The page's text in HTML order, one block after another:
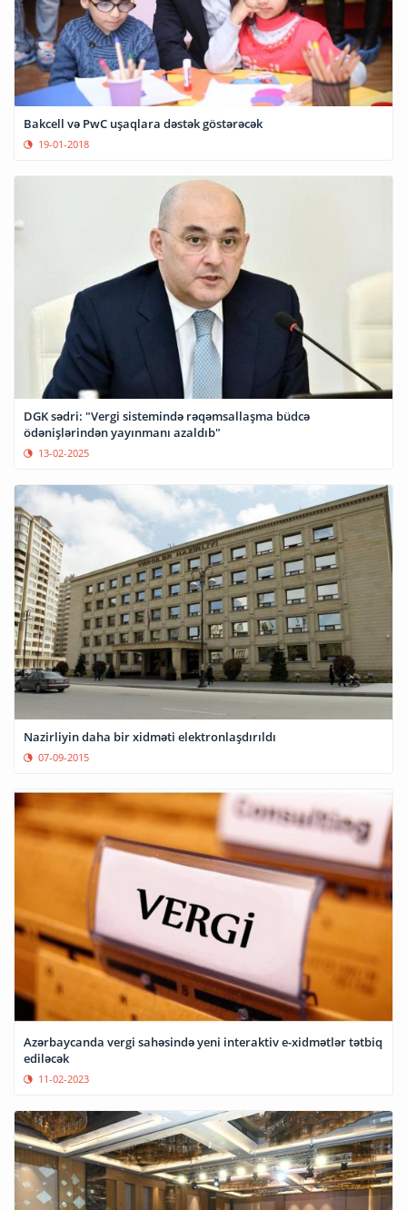
Bakcell və PwC uşaqlara dəstək göstərəcək
19-01-2018
DGK sədri: "Vergi sistemində rəqəmsallaşma büdcə
ödənişlərindən yayınmanı azaldıb"
13-02-2025
Nazirliyin daha bir xidməti elektronlaşdırıldı
07-09-2015
Azərbaycanda vergi sahəsində yeni interaktiv e-xidmətlər tətbiq
ediləcək
11-02-2023